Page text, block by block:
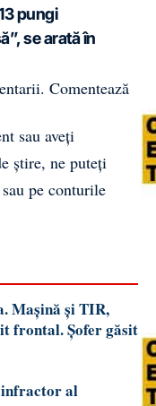
pungi
se arată în
Comentează
sau aveți
știre, ne puteți
sau pe conturile
Mașină și TIR,
frontal. Șofer găsit
infractor al